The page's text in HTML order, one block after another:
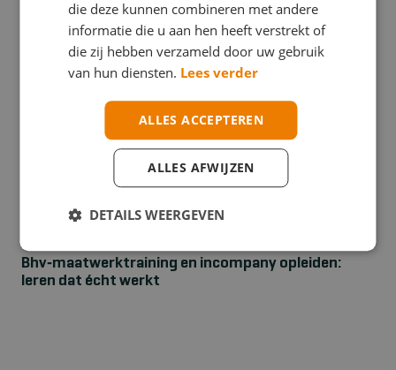
Bhv‑maatwerktraining en incompany opleiden:
leren dat écht werkt
die deze kunnen combineren met andere
informatie die u aan hen heeft verstrekt of
die zij hebben verzameld door uw gebruik
van hun diensten. Lees verder
ALLES ACCEPTEREN
ALLES AFWIJZEN
DETAILS WEERGEVEN